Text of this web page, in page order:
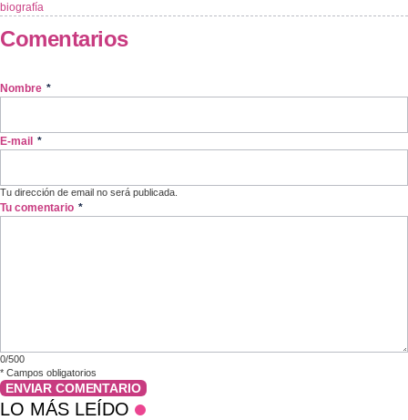
biografía
Comentarios
Nombre *
E-mail *
Tu dirección de email no será publicada.
Tu comentario *
0/500
* Campos obligatorios
ENVIAR COMENTARIO
LO MÁS LEÍDO